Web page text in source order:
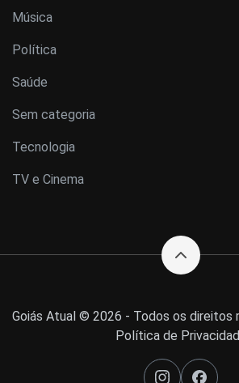
Música
Política
Saúde
Sem categoria
Tecnologia
TV e Cinema
Goiás Atual © 2026 - Todos os direitos
Política de